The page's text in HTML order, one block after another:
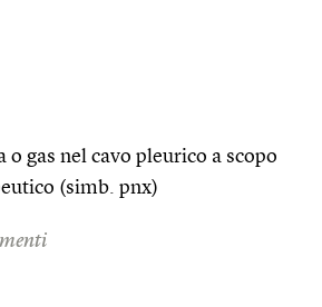
gas nel cavo pleurico a scopo
(simb. pnx)